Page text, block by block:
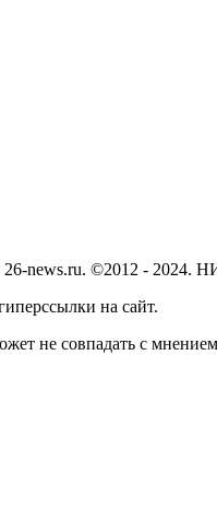
26-news.ru. ©2012 - 2024.
на сайт.
не совпадать с